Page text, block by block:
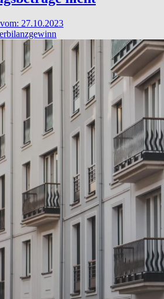
27.10.2023